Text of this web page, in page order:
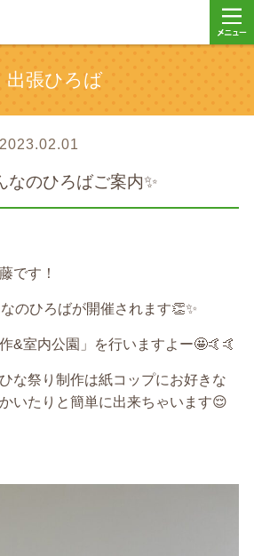
出張ひろば
2023.02.01
なのひろばご案内✨
です！
のひろばが開催されます👏✨
&室内公園」を行いますよー🤩🤙🤙
な祭り制作は紙コップにお好きな
いたりと簡単に出来ちゃいます😌